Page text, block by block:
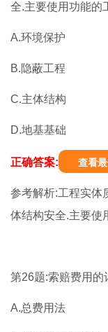
全.主要使用功能的
A.环境保护
B.隐蔽工程
C.主体结构
D.地基基础
正确答案: 查看
参考解析:工程实体
体结构安全.主要使
第26题:索赔费用的
A.总费用法